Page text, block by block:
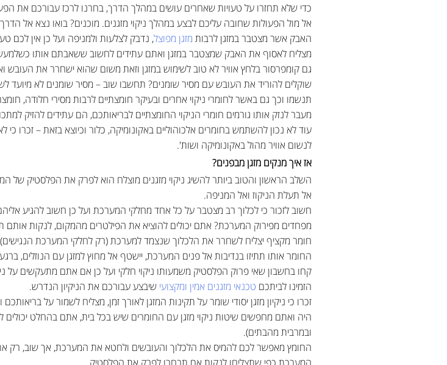
כדי שלא תחזרו על טעויות שאחרים עושים במהלך הדרך, בחרנו לרכז עבורכם את
אל מול הפעולות שחובה עליכם לבצע במהלך ניקוי מזגנים. מוכנים? בואו נצא אל
האבק אשר מצטבר במזגן לרבות מזגן מפוצל, נדבק לצלעות ולמניפה ועל כן אין
מצליח לאסוף את האבק שמצטבר במזגן ואתם עתידים לחשוב ששאבתם אותו
גם קומפרסור בלחץ אוויר לא טוב לשימוש במזגן וזאת משום שהוא ישחרר את
שוקלים להוריד את העובש עם מסיר שומנים? תחשבו שוב – מסיר שומנים לא מיועד
תנשמו וכך גם באשר לחומרי ניקוי אחרים ובעיקר חומצתיים לרבות מסירי חלודה,
מעבר לנזק אותו גורמים חומרי הניקוי החומצתיים לבריאותכם, הם עתידים להזיק
עוד לא נכון להשתמש בחומרים אלכוהוליים באקונומיקה, כלור וכיוצא בזאת – זכרו
לנשום אוויר מהול באקונומיקה ושות'.
אז איך מנקים מזגן מבפנים?
השלב הראשון והטוב ביותר להשיג ניקוי מזגנים מוצלח הוא לפרק את הפלסטיק של
אל תעלת הניקוז ואל המניפה.
חשוב לזכור כי לכלוך רב מצטבר על כל אחד מחלקי המערכת ועל כן חשוב להגיע
מפחדים מפירוק המערכת? אתם יכולים להוציא את הפילטרים מהמקום, לנקות אותם
חומר מקציף יצליח לשחרר את הלכלוך שנצמד למערכת (רק לחלקי המערכת
החומר אותו תתיזו בנדיבות אל פנים המערכת, יישטף אל מחוץ למזגן עם הנוזלים,
קחו בחשבון שאי פרוק הפלסטיק משמעותו ניקוי חלקי ועל כן אם אתם מתעקשים על
הזמינו לביתכם טכנאי מזגנים אמין ומקצועי שיבצע עבורכם את הניקיון הנדרש.
זכרו כי ניקיון מזגן יסודי שומר על תקינות המזגן לאורך זמן, מצליח לשמור על בריאותכם
ובמרבית מהבתים).
החומץ מאפשר לכם להמיס את הלכלוך והעובשים ולחטא את המערכת, אך שוב, רק